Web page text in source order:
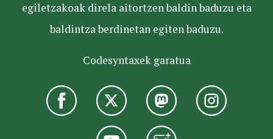
egiletzakoak direla aitortzen baldin baduzu eta
baldintza berdinetan egiten baduzu.
Codesyntaxek garatua